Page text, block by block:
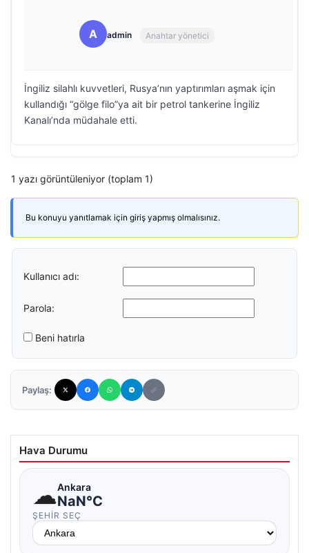
A admin Anahtar yönetici
İngiliz silahlı kuvvetleri, Rusya’nın yaptırımları aşmak için
kullandığı “gölge filo”ya ait bir petrol tankerine İngiliz
Kanalı’nda müdahale etti.
1 yazı görüntüleniyor (toplam 1)
Bu konuyu yanıtlamak için giriş yapmış olmalısınız.
Kullanıcı adı:
Parola:
Beni hatırla
Paylaş:
Hava Durumu
☁Ankara
NaN°C
ŞEHIR SEÇ